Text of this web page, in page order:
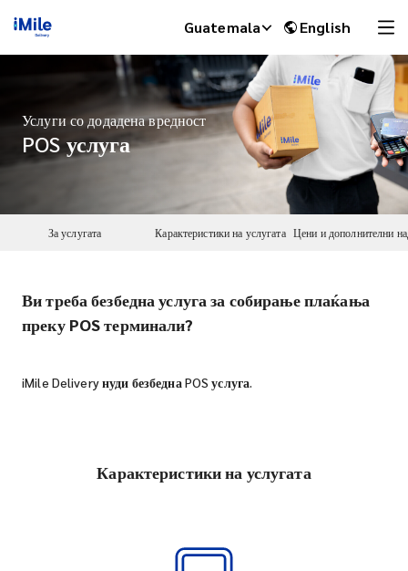
Guatemala English
Услуги со додадена вредност
POS услуга
За услугата Карактеристики на услугата
Ви треба безбедна услуга за собирање плаќања
преку POS терминали?
iMile Delivery нуди безбедна POS услуга.
Карактеристики на услугата
iMile Chat